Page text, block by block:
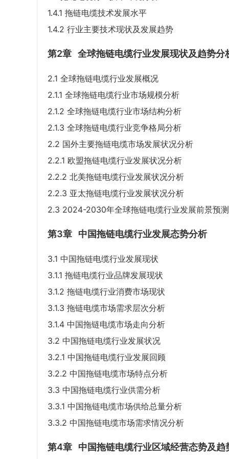
1.4.1 拖链电缆技术发展水平
1.4.2 行业主要技术现状及发展趋势
第2章 全球拖链电缆行业发展现状及趋势分
2.1 全球拖链电缆行业发展概况
2.1.1 全球拖链电缆行业市场规模分析
2.1.2 全球拖链电缆行业市场结构分析
2.1.3 全球拖链电缆行业竞争格局分析
2.2 国外主要拖链电缆市场发展状况分析
2.2.1 欧盟拖链电缆行业发展状况分析
2.2.2 北美拖链电缆行业发展状况分析
2.2.3 亚太拖链电缆行业发展状况分析
2.3 2024-2030年全球拖链电缆行业发展前景预测
第3章 中国拖链电缆行业发展态势分析
3.1 中国拖链电缆行业发展现状
3.1.1 拖链电缆行业品牌发展现状
3.1.2 拖链电缆行业消费市场现状
3.1.3 拖链电缆市场需求层次分析
3.1.4 中国拖链电缆市场走向分析
3.2 中国拖链电缆行业发展状况
3.2.1 中国拖链电缆行业发展回顾
3.2.2 中国拖链电缆市场特点分析
3.3 中国拖链电缆行业供需分析
3.3.1 中国拖链电缆市场供给总量分析
3.3.2 中国拖链电缆市场需求情况分析
第4章 中国拖链电缆行业区域经营态势及趋